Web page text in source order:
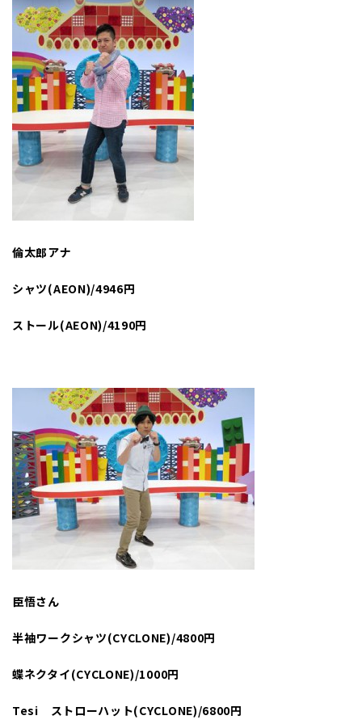
倫太郎アナ
シャツ(AEON)/4946円
ストール(AEON)/4190円
臣悟さん
半袖ワークシャツ(CYCLONE)/4800円
蝶ネクタイ(CYCLONE)/1000円
Tesi ストローハット(CYCLONE)/6800円